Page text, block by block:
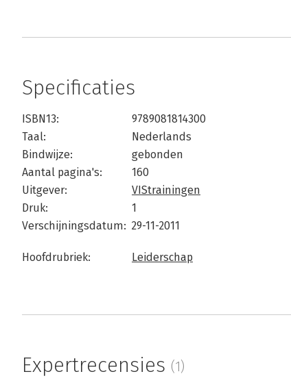
Specificaties
ISBN13:
9789081814300
Taal:
Nederlands
Bindwijze:
gebonden
Aantal pagina's:
160
Uitgever:
VIStrainingen
Druk:
1
Verschijningsdatum: 29-11-2011
Hoofdrubriek: Leiderschap
Expertrecensies (1)